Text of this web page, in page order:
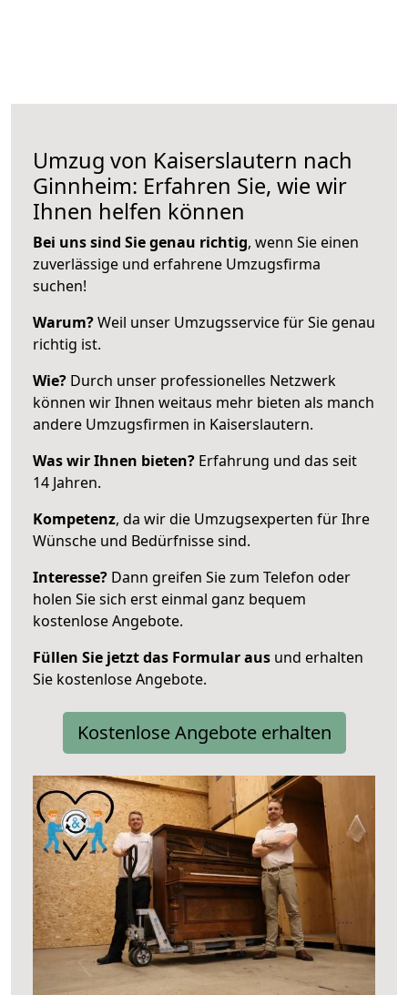
Umzug von Kaiserslautern nach
Ginnheim: Erfahren Sie, wie wir
Ihnen helfen können
Bei uns sind Sie genau richtig, wenn Sie einen
zuverlässige und erfahrene Umzugsfirma
suchen!
Warum?Weil unser Umzugsservice für Sie genau
richtig ist.
Wie? Durch unser professionelles Netzwerk
können wir Ihnen weitaus mehr bieten als manch
andere Umzugsfirmen in Kaiserslautern.
Was wir Ihnen bieten? Erfahrung und das seit
14 Jahren.
Kompetenz, da wir die Umzugsexperten für Ihre
Wünsche und Bedürfnisse sind.
Interesse? Dann greifen Sie zum Telefon oder
holen Sie sich erst einmal ganz bequem
kostenlose Angebote.
Füllen Sie jetzt das Formular aus und erhalten
Sie kostenlose Angebote.
Kostenlose Angebote erhalten